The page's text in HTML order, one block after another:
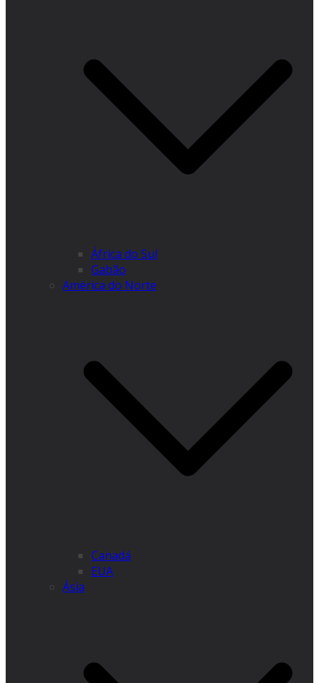
África do Sul
Gabão
América do Norte
Canadá
EUA
Ásia